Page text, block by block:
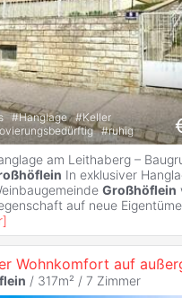
#Hanglage #Keller
#ruhig
am Leithaberg –
In exklusiver
Großhöflein
auf neue
]
/ 317m² / 7 Zimmer